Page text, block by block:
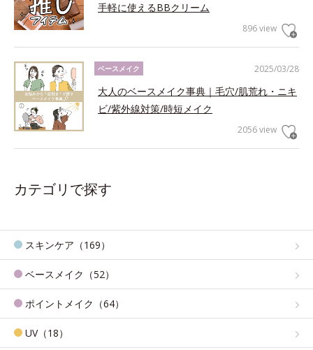
手軽に使えるBBクリーム
896 view
2025/03/28
ベースメイク
大人のベースメイク事典｜毛穴/肌荒れ・ニキ
ビ/紫外線対策/時短メイク
2056 view
カテゴリで探す
スキンケア（169）
ベースメイク（52）
ポイントメイク（64）
UV（18）